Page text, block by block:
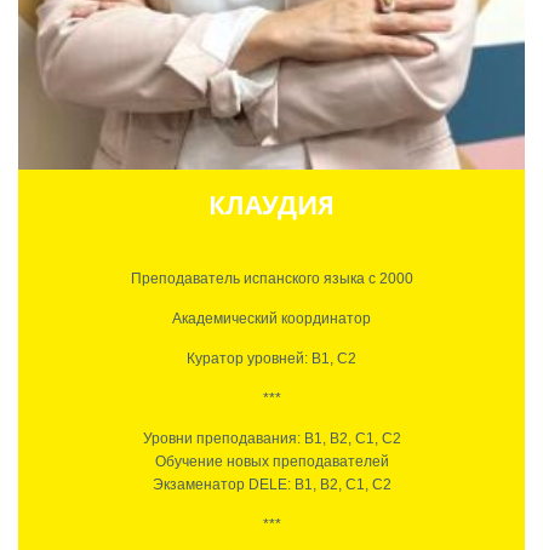
Любит свою профессию и учеников. Глубоко верит в образование
как средство трансформации.
КЛАУДИЯ
Преподаватель испанского языка с 2000
Академический координатор
Куратор уровней: B1, C2
***
Уровни преподавания: B1, B2, C1, С2
Обучение новых преподавателей
Экзаменатор DELE: B1, B2, C1, С2
***